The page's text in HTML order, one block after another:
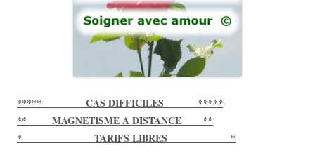
***** CAS DIFFICILES *****
** MAGNETISME A DISTANCE **
* TARIFS LIBRES *